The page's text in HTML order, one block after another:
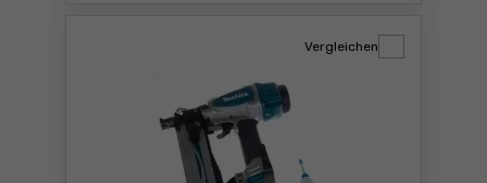
Vergleichen